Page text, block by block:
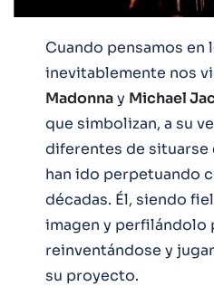
Cuando pensamos en
inevitablemente nos
Madonnay Michael
que simbolizan, a su
diferentes de situarse
han ido perpetuando
décadas. Él, siendo
imagen y perfilándolo
reinventándose y
su proyecto.